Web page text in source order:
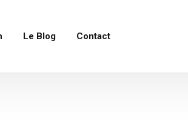
Le Blog Contact